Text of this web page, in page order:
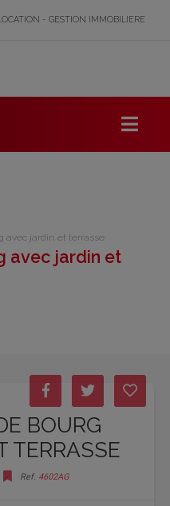
- GESTION IMMOBILIERE
avec jardin et terrasse
avec jardin et
BOURG
TERRASSE
Ref. 4602AG